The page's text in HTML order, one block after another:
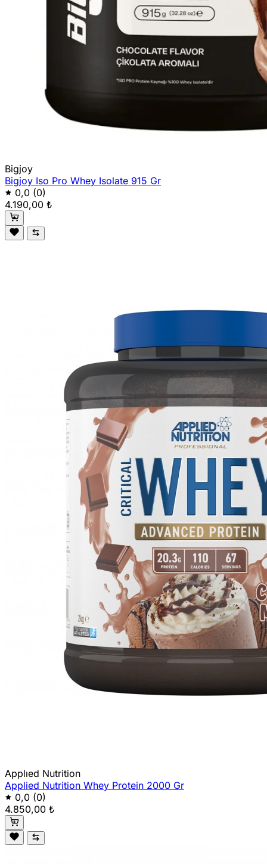
Bigjoy
Bigjoy Iso Pro Whey Isolate 915 Gr
0,0 (0)
4.190,00 ₺
Applıed Nutrition
Applied Nutrition Whey Protein 2000 Gr
0,0 (0)
4.850,00 ₺